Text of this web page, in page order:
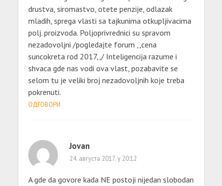
drustva, siromastvo, otete penzije, odlazak
mladih, sprega vlasti sa tajkunima otkupljivacima
polj. proizvoda. Poljoprivrednici su spravom
nezadovoljni /pogledajte forum ,,cena
suncokreta rod 2017,,/ Inteligencija razume i
shvaca gde nas vodi ova vlast, pozabavite se
selom tu je veliki broj nezadovoljnih koje treba
pokrenuti.
ОДГОВОРИ
Jovan
24. августа 2017. у 20:12
A gde da govore kada NE postoji nijedan slobodan